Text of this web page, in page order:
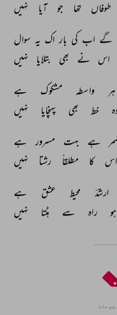
طوفاں تھا جو آیا نہیں
گے اب کی بار اک یہ سوال
اس نے بھی بتلایا نہیں
ہر واسطہ مشکوک
ہے
خط بھی پہنچایا نہیں
ہے بہت مسرور ہے
اس کا مطلقاً رشتا نہیں
ارشدؔ محیط عشق
ہے
ہو راہ سے ہٹتا نہیں